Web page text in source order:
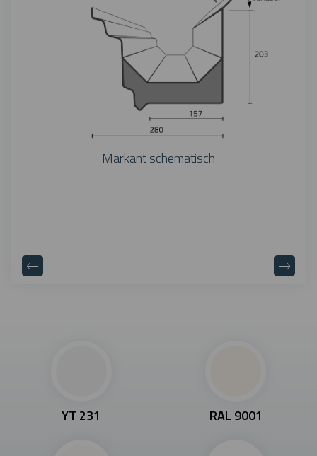
Markant schematisch
YT 231 RAL 9001